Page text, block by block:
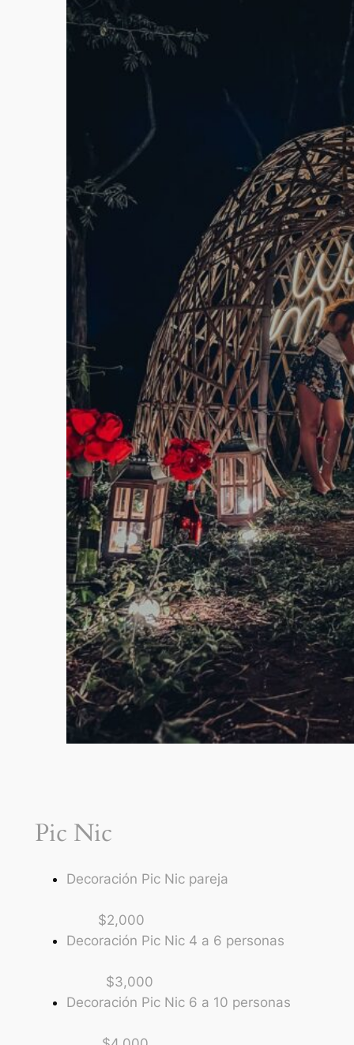
Pic Nic
Decoración Pic Nic pareja
$2,000
Decoración Pic Nic 4 a 6 personas
$3,000
Decoración Pic Nic 6 a 10 personas